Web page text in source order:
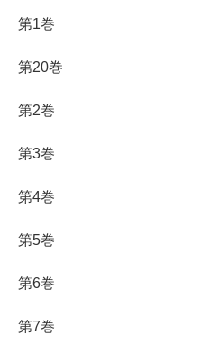
第1巻
第20巻
第2巻
第3巻
第4巻
第5巻
第6巻
第7巻